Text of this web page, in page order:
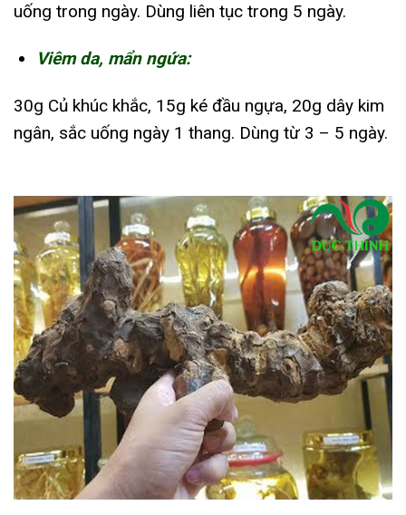
uống trong ngày. Dùng liên tục trong 5 ngày.
Viêm da, mẩn ngứa:
30g Củ khúc khắc, 15g ké đầu ngựa, 20g dây kim
ngân, sắc uống ngày 1 thang. Dùng từ 3 – 5 ngày.